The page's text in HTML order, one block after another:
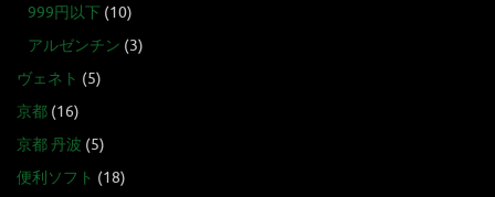
999円以下 (10)
アルゼンチン (3)
ヴェネト (5)
京都 (16)
京都 丹波 (5)
便利ソフト (18)